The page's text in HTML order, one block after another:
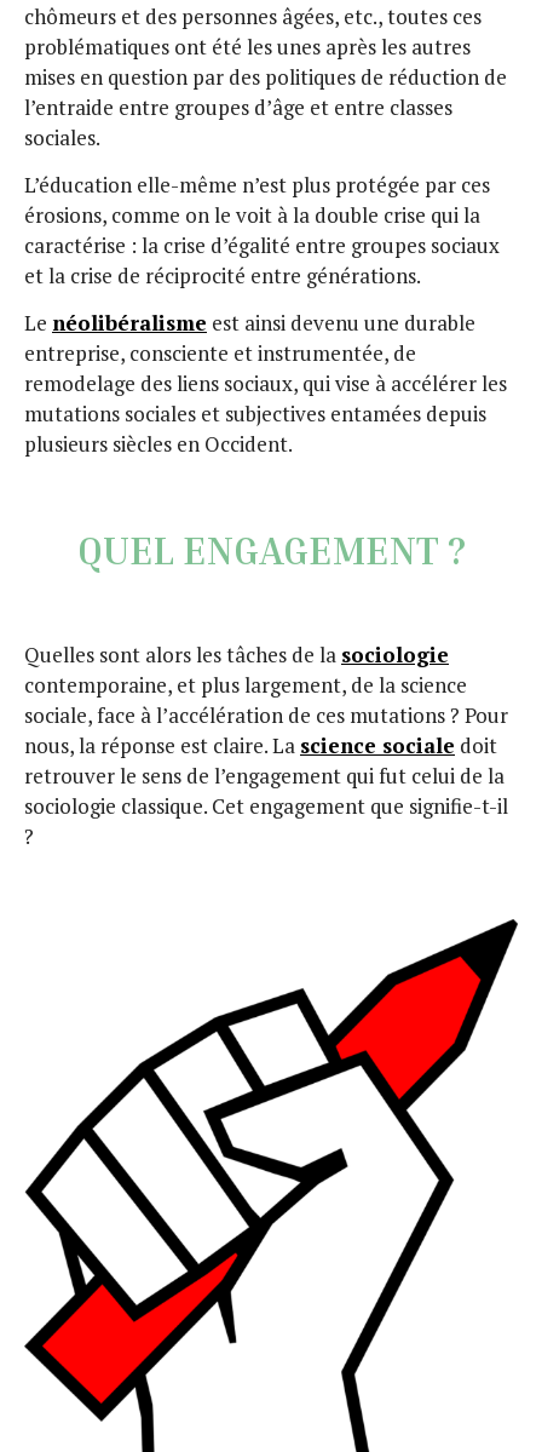
chômeurs et des personnes âgées, etc., toutes ces
problématiques ont été les unes après les autres
mises en question par des politiques de réduction de
l’entraide entre groupes d’âge et entre classes
sociales.
L’éducation elle-même n’est plus protégée par ces
érosions, comme on le voit à la double crise qui la
caractérise : la crise d’égalité entre groupes sociaux
et la crise de réciprocité entre générations.
Le néolibéralisme est ainsi devenu une durable
entreprise, consciente et instrumentée, de
remodelage des liens sociaux, qui vise à accélérer les
mutations sociales et subjectives entamées depuis
plusieurs siècles en Occident.
QUEL ENGAGEMENT ?
Quelles sont alors les tâches de la sociologie
contemporaine, et plus largement, de la science
sociale, face à l’accélération de ces mutations ? Pour
nous, la réponse est claire. La science sociale doit
retrouver le sens de l’engagement qui fut celui de la
sociologie classique. Cet engagement que signifie-t-il
?